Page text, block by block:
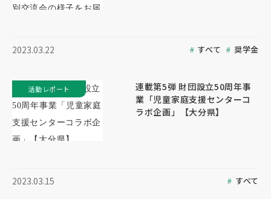
2023.03.22 すべて 奨学金
連載第5弾 財団設立50周年事
業「児童家庭支援センターコ
ラボ企画」【大分県】
2023.03.15 すべて
活動レポート